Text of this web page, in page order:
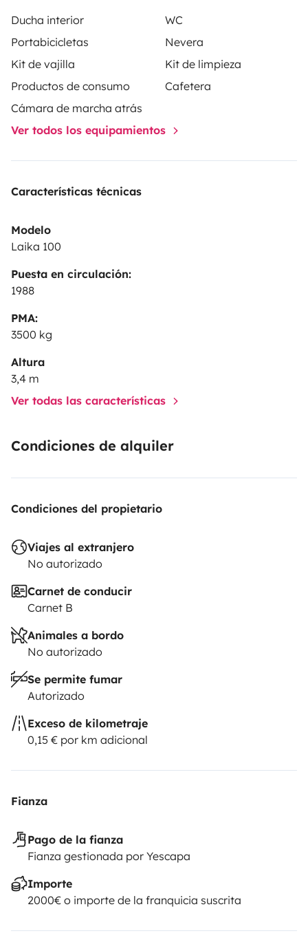
Ducha interior
WC
Portabicicletas
Nevera
Kit de vajilla
Kit de limpieza
Productos de consumo
Cafetera
Cámara de marcha atrás
Ver todos los equipamientos
Características técnicas
Modelo
Laika 100
Puesta en circulación:
1988
PMA:
3500 kg
Altura
3,4 m
Ver todas las características
Condiciones de alquiler
Condiciones del propietario
Viajes al extranjero
No autorizado
Carnet de conducir
Carnet B
Animales a bordo
No autorizado
Se permite fumar
Autorizado
Exceso de kilometraje
0,15 € por km adicional
Fianza
Pago de la fianza
Fianza gestionada por Yescapa
Importe
2000€ o importe de la franquicia suscrita